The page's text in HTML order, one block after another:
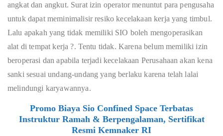
angkat dan angkut. Surat izin operator menuntut para pengusaha
untuk dapat meminimalisir resiko kecelakaan kerja yang timbul.
Lalu apakah yang tidak memiliki SIO boleh mengoperasikan
alat di tempat kerja ?. Tentu tidak. Karena belum memiliki izin
beroperasi dan apabila terjadi kecelakaan Perusahaan akan kena
sanki sesuai undang-undang yang berlaku karena telah lalai
melindungi karyawannya.
Promo Biaya Sio Confined Space Terbatas
Instruktur Ramah & Berpengalaman, Sertifikat
Resmi Kemnaker RI